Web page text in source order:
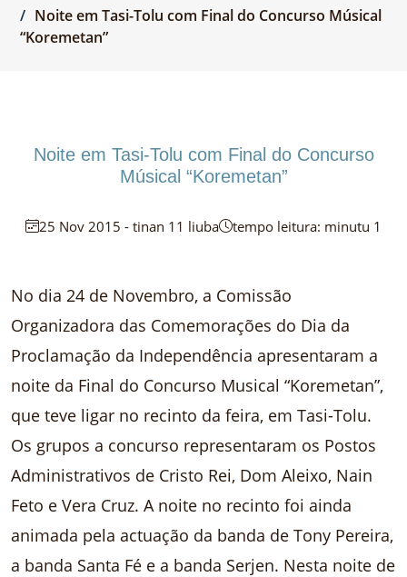
Noite em Tasi-Tolu com Final do Concurso Músical
“Koremetan”
Noite em Tasi-Tolu com Final do Concurso
Músical “Koremetan”
25 Nov 2015 - tinan 11 liuba tempo leitura: minutu 1
No dia 24 de Novembro, a Comissão
Organizadora das Comemorações do Dia da
Proclamação da Independência apresentaram a
noite da Final do Concurso Musical “Koremetan”,
que teve ligar no recinto da feira, em Tasi-Tolu.
Os grupos a concurso representaram os Postos
Administrativos de Cristo Rei, Dom Aleixo, Nain
Feto e Vera Cruz. A noite no recinto foi ainda
animada pela actuação da banda de Tony Pereira,
a banda Santa Fé e a banda Serjen. Nesta noite de